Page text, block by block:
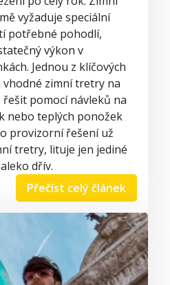
vyžaduje speciální
potřebné pohodlí,
výkon v
kách. Jednou z klíčových
vhodné zimní tretry na
pomocí návleků na
nebo teplých ponožek
provizorní řešení už
tretry, lituje jen jediné
dřív.
Přečíst celý článek